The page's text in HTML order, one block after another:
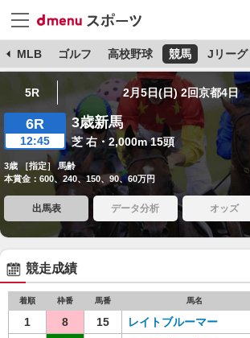
MLB ゴルフ 高校野球 競馬 Jリーグ
5R 2月5日(日) 2回京都4日
6R
12:45
3歳新馬
芝 右・2,000m 15頭
3歳 ［指定］ 馬齢
本賞金：600、240、150、90、60万円
出馬表 データ分析 オッズ
競走成績
着順 枠番 馬番 馬名
1 8 15 レイトブルーマー